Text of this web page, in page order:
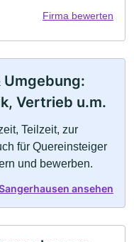
Firma bewerten
Umgebung:
Vertrieb u.m.
Teilzeit, zur
für Quereinsteiger
und bewerben.
ansehen